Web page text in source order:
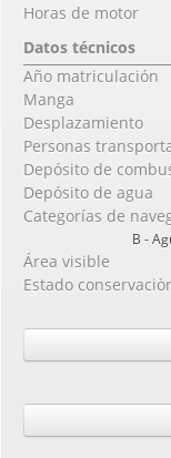
Horas de motor
Datos técnicos
Año matriculación
Manga
Desplazamiento
Personas
Depósito de
Depósito de agua
Categorías de
B -
Área visible
Estado
motocicleta todo el
nevera y lavabo